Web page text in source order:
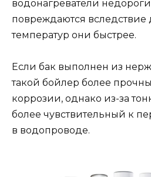
водонагреватели
повреждаются вследствие
температур они быстрее.
Если бак выполнен из
такой бойлер более
коррозии, однако из-за
более чувствительный к
в водопроводе.